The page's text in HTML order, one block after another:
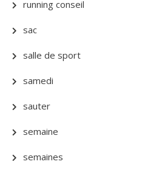
running conseil
sac
salle de sport
samedi
sauter
semaine
semaines